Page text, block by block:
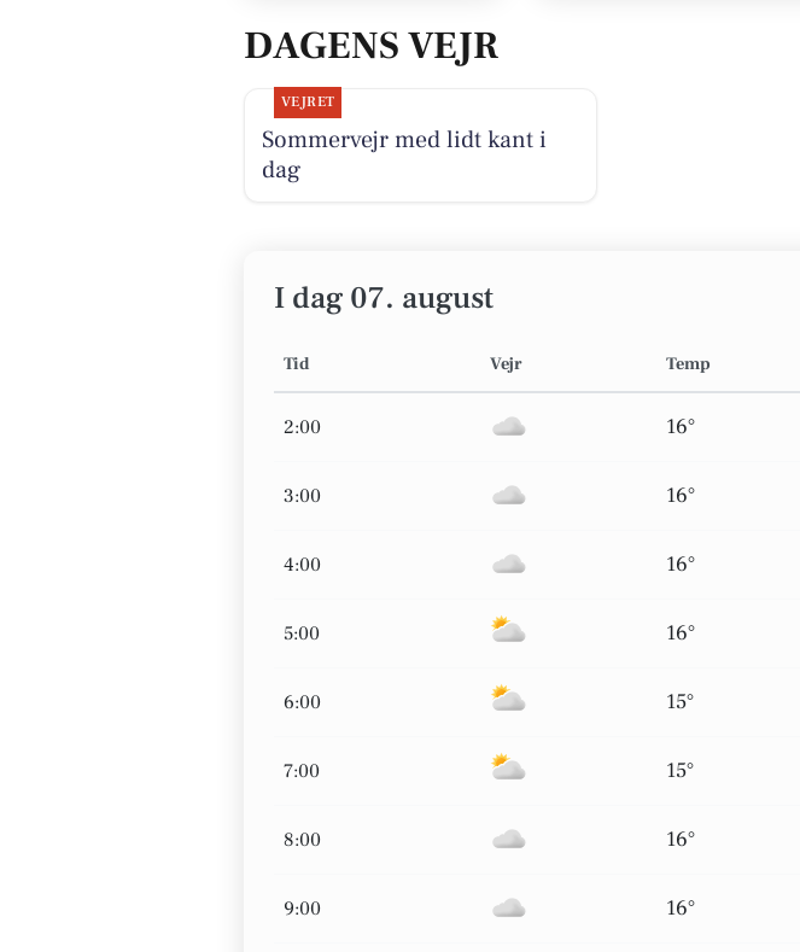
DAGENS VEJR
VEJRET
Sommervejr med lidt kant i
dag
I dag 07. august
Tid Vejr Temp
2:00 16°
3:00 16°
4:00 16°
5:00 16°
6:00 15°
7:00 15°
8:00 16°
9:00 16°